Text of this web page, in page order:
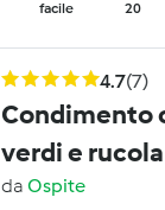
facile 20
4.7(7)
Condimento
verdi e rucola
da Ospite